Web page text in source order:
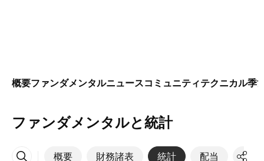
概要ファンダメンタルニュースコミュニティテクニカル季
ファンダメンタルと統計
概要 財務諸表 統計 配当 決算